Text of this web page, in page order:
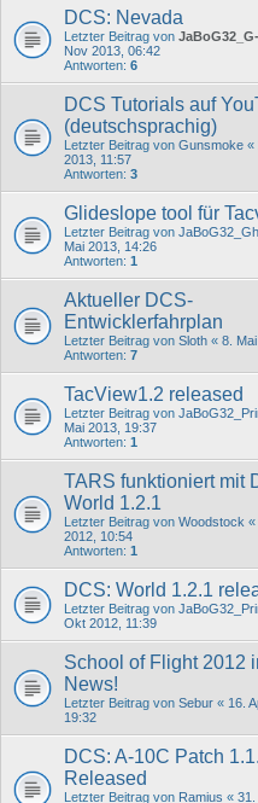
DCS: Nevada
Letzter Beitrag von
Nov 2013, 06:42
Antworten: 6
DCS Tutorials auf
(deutschsprachig)
Letzter Beitrag von Gunsmoke «
2013, 11:57
Antworten: 3
Glideslope tool für
Letzter Beitrag von
Mai 2013, 14:26
Antworten: 1
Aktueller DCS-
Entwicklerfahrplan
Letzter Beitrag von Sloth « 8.
Antworten: 7
TacView1.2 released
Letzter Beitrag von
Mai 2013, 19:37
Antworten: 1
TARS funktioniert mit
World 1.2.1
Letzter Beitrag von Woodstock «
2012, 10:54
Antworten: 1
DCS: World 1.2.1
Letzter Beitrag von
Okt 2012, 11:39
School of Flight 2012
News!
Letzter Beitrag von Sebur « 16.
19:32
DCS: A-10C Patch
Released
Letzter Beitrag von Ramius « 31.